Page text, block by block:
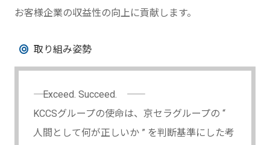
お客様企業の収益性の向上に貢献します。
取り組み姿勢
―― Exceed. Succeed. ――
KCCSグループの使命は、京セラグループの “
人間として何が正しいか ” を判断基準にした考